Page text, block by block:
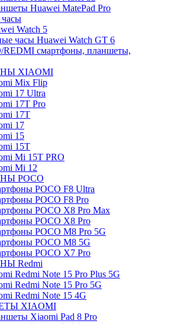
Huawei MatePad Pro
Watch 5
часы Huawei Watch GT 6
cмартфоны, планшеты,
XIAOMI
Mix Flip
17 Ultra
17T Pro
17T
17
15
15T
Mi 15T PRO
Mi 12
POCO
POCO F8 Ultra
POCO F8 Pro
POCO X8 Pro Max
POCO X8 Pro
POCO M8 Pro 5G
POCO M8 5G
POCO X7 Pro
Redmi
Redmi Note 15 Pro Plus 5G
Redmi Note 15 Pro 5G
Redmi Note 15 4G
XIAOMI
Xiaomi Pad 8 Pro